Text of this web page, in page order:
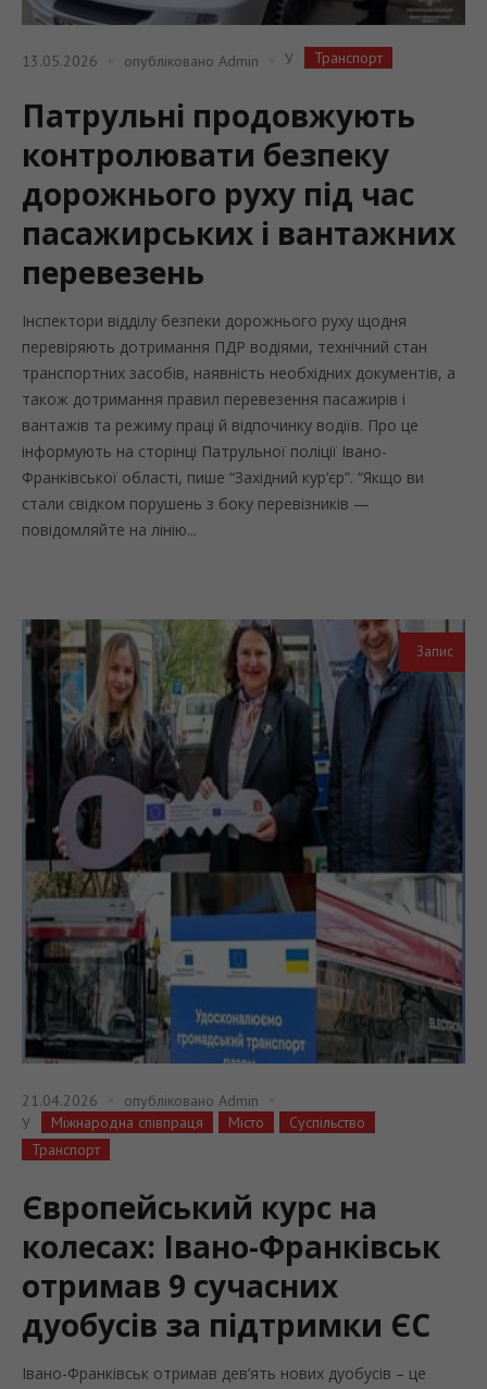
13.05.2026 опубліковано Admin У Транспорт
Патрульні продовжують
контролювати безпеку
дорожнього руху під час
пасажирських і вантажних
перевезень
Інспектори відділу безпеки дорожнього руху щодня
перевіряють дотримання ПДР водіями, технічний стан
транспортних засобів, наявність необхідних документів, а
також дотримання правил перевезення пасажирів і
вантажів та режиму праці й відпочинку водіїв. Про це
інформують на сторінці Патрульної поліції Івано-
Франківської області, пише “Західний кур’єр”. “Якщо ви
стали свідком порушень з боку перевізників —
повідомляйте на лінію...
Запис
21.04.2026 опубліковано Admin
У
Міжнародна співпраця Місто
Суспільство
Транспорт
Європейський курс на
колесах: Івано-Франківськ
отримав 9 сучасних
дуобусів за підтримки ЄС
Івано-Франківськ отримав дев’ять нових дуобусів – це